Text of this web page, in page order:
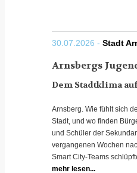
30.07.2026 - Stadt
Arnsbergs
Dem Stadtklima
Arnsberg. Wie fühlt sich
Stadt, und wo finden
und Schüler der
vergangenen Wochen
Smart City-Teams
mehr lesen...